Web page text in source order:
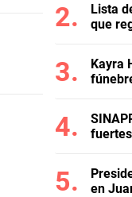
Lista
que
Kayra
en